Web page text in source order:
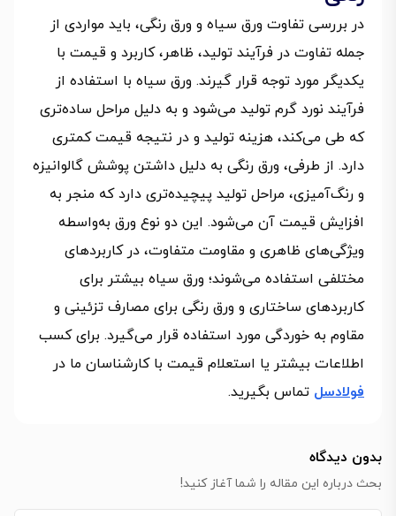
در بررسی تفاوت ورق سیاه و ورق رنگی، باید مواردی از
جمله تفاوت در فرآیند تولید، ظاهر، کاربرد و قیمت با
یکدیگر مورد توجه قرار گیرند. ورق سیاه با استفاده از
فرآیند نورد گرم تولید می‌شود و به دلیل مراحل ساده‌تری
که طی می‌کند، هزینه تولید و در نتیجه قیمت کمتری
دارد. از طرفی، ورق رنگی به دلیل داشتن پوشش گالوانیزه
و رنگ‌آمیزی، مراحل تولید پیچیده‌تری دارد که منجر به
افزایش قیمت آن می‌شود. این دو نوع ورق به‌واسطه
ویژگی‌های ظاهری و مقاومت متفاوت، در کاربردهای
مختلفی استفاده می‌شوند؛ ورق سیاه بیشتر برای
کاربردهای ساختاری و ورق رنگی برای مصارف تزئینی و
مقاوم به خوردگی مورد استفاده قرار می‌گیرد. برای کسب
اطلاعات بیشتر یا استعلام قیمت با کارشناسان ما در
فولادسل تماس بگیرید.
بدون دیدگاه
بحث درباره این مقاله را شما آغاز کنید!